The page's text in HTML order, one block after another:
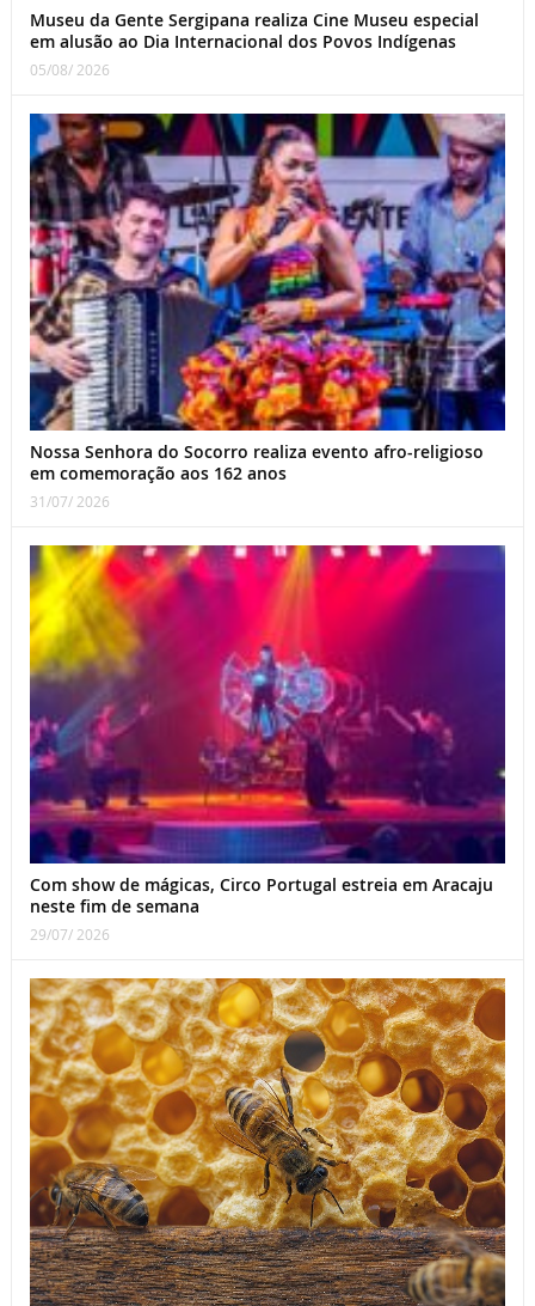
Museu da Gente Sergipana realiza Cine Museu especial
em alusão ao Dia Internacional dos Povos Indígenas
05/08/ 2026
Nossa Senhora do Socorro realiza evento afro-religioso
em comemoração aos 162 anos
31/07/ 2026
Com show de mágicas, Circo Portugal estreia em Aracaju
neste fim de semana
29/07/ 2026